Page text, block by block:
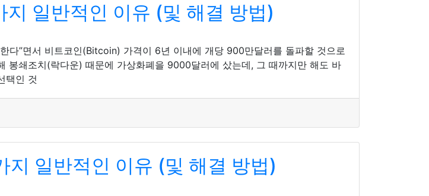
일반적인 이유 (및 해결 방법)
다”면서 비트코인(Bitcoin) 가격이 6년 이내에 개당 900만달러를 돌파할 것으로
봉쇄조치(락다운) 때문에 가상화폐을 9000달러에 샀는데, 그 때까지만 해도 바
택인 것
일반적인 이유 (및 해결 방법)